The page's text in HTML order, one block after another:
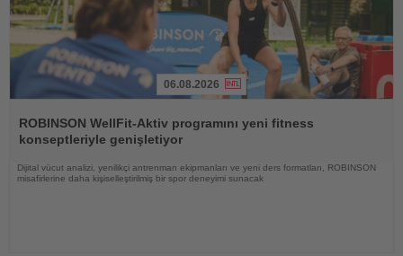
Oku
06.08.2026
ROBINSON WellFit-Aktiv programını yeni fitness
konseptleriyle genişletiyor
Dijital vücut analizi, yenilikçi antrenman ekipmanları ve yeni ders formatları, ROBINSON
misafirlerine daha kişiselleştirilmiş bir spor deneyimi sunacak